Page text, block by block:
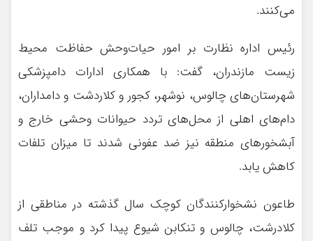
می‌کنند.
رئیس اداره نظارت بر امور حیات‌وحش حفاظت محیط
زیست مازندران، گفت: با همکاری ادارات دامپزشکی
شهرستان‌های چالوس، نوشهر، کجور و کلاردشت و دامداران،
دام‌های اهلی از محل‌های تردد حیوانات وحشی خارج و
آبشخور‌های منطقه نیز ضد عفونی شدند تا میزان تلفات
کاهش یابد.
طاعون نشخوارکنندگان کوچک سال گذشته در مناطقی از
کلادرشت، چالوس و تنکابن شیوع پیدا کرد و موجب تلف